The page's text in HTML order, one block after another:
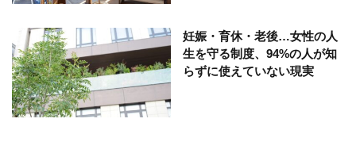
妊娠・育休・老後…女性の人
生を守る制度、94%の人が知
らずに使えていない現実